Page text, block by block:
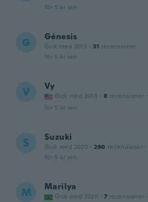
för 5 år sen
G Génesis
Gick med 2013 · 31 recensioner
för 5 år sen
V Vy
Gick med 2018 · 8 recensioner ·
för 5 år sen
S Suzuki
Gick med 2020 · 290 recensioner ·
för 5 år sen
M Marilya
Gick med 2020 · 7 recensioner ·